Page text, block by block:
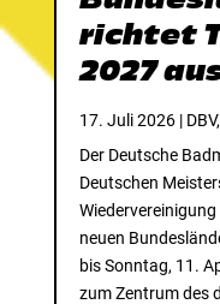
richtet
2027
17. Juli 2026| DBV,
Der Deutsche
Deutschen
neuen
bis Sonntag, 11.
zum Zentrum des